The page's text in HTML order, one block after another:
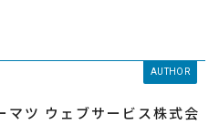
AUTHOR
マツ ウェブサービス株式会